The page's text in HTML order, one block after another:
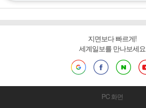
지면보다 빠르게!
세계일보를 만나보세요
PC 화면